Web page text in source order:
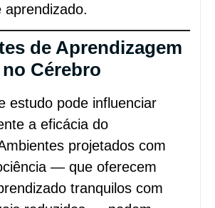
de Aprendizagem
Cérebro
estudo pode influenciar
a eficácia do
projetados com
— que oferecem
tranquilos com